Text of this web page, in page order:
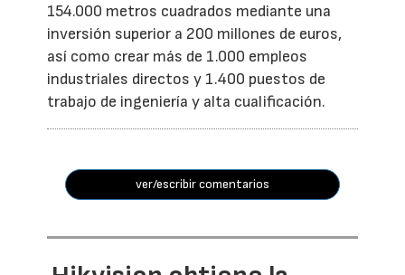
154.000 metros cuadrados mediante una
inversión superior a 200 millones de euros,
así como crear más de 1.000 empleos
industriales directos y 1.400 puestos de
trabajo de ingeniería y alta cualificación.
ver/escribir comentarios